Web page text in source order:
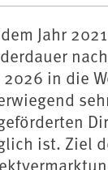
Jahr
in die
ist. Ziel